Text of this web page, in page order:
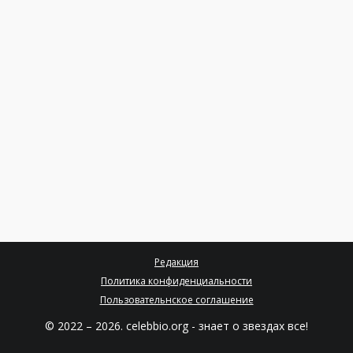
Редакция
Политика конфиденциальности
Пользовательнское соглашение
© 2022 – 2026. celebbio.org - знает о звездах все!